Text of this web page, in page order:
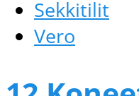
Sekkitilit
Vero